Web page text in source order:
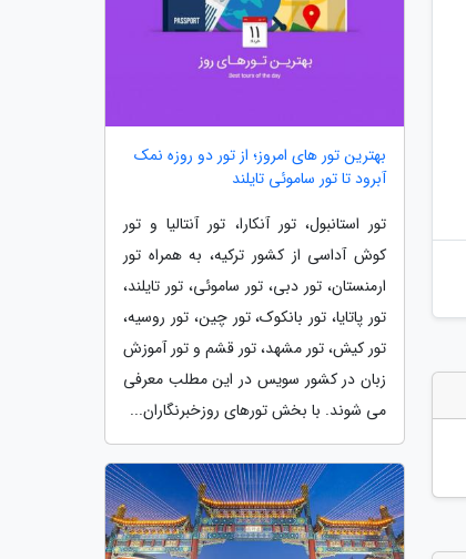
بهترین تور های امروز؛ از تور دو روزه نمک
آبرود تا تور ساموئی تایلند
تور استانبول، تور آنکارا، تور آنتالیا و تور
کوش آداسی از کشور ترکیه، به همراه تور
ارمنستان، تور دبی، تور ساموئی، تور تایلند،
تور پاتایا، تور بانکوک، تور چین، تور روسیه،
تور کیش، تور مشهد، تور قشم و تور آموزش
زبان در کشور سویس در این مطلب معرفی
می شوند. با بخش تورهای روزخبرنگاران...